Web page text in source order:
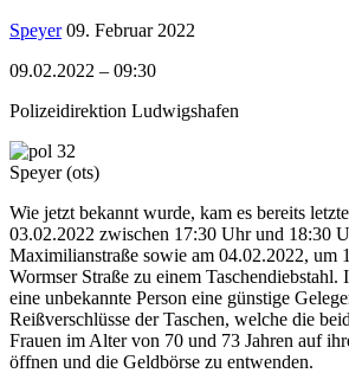
Speyer 09. Februar 2022
09.02.2022 – 09:30
Polizeidirektion Ludwigshafen
Speyer (ots)
Wie jetzt bekannt wurde, kam es bereits
03.02.2022 zwischen 17:30 Uhr und 18:30
Maximilianstraße sowie am 04.02.2022, um
Wormser Straße zu einem Taschendiebstahl.
eine unbekannte Person eine günstige
Reißverschlüsse der Taschen, welche die
Frauen im Alter von 70 und 73 Jahren auf
öffnen und die Geldbörse zu entwenden.